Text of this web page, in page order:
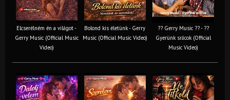
Elcserélném én a világot -
Gerry Music (Official Music
Video)
Bolond kis életünk - Gerry
Music (Official Music Video)
?? Gerry Music ?? - ??
Gyerünk srácok (Official
Music Video)